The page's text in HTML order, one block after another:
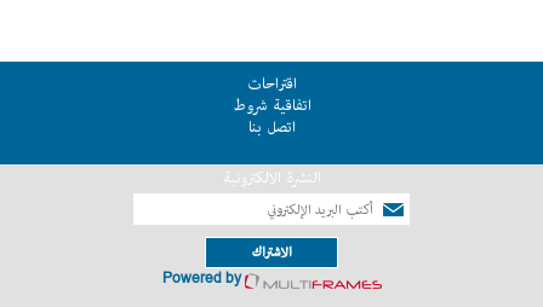
اقتراحات
اتفاقية شروط
اتصل بنا
النشرة الالكترونية
الاشتراك
Powered by